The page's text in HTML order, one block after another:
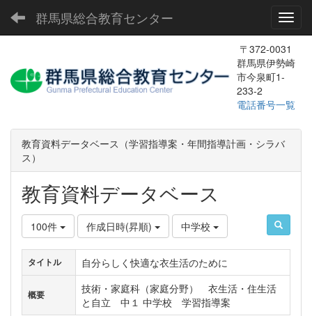
群馬県総合教育センター
〒372-0031
群馬県伊勢崎
市今泉町1-
233-2
電話番号一覧
教育資料データベース（学習指導案・年間指導計画・シラバ
ス）
教育資料データベース
100件 作成日時(昇順) 中学校
タイトル 自分らしく快適な衣生活のために
概要
技術・家庭科（家庭分野） 衣生活・住生活
と自立 中１ 中学校 学習指導案